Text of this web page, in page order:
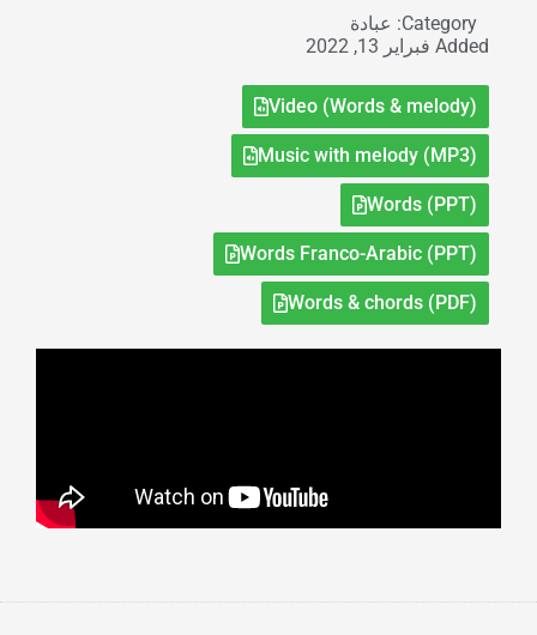
Category: عبادة
Added فبراير 13, 2022
Video (Words & melody)
Music with melody (MP3)
Words (PPT)
Words Franco-Arabic (PPT)
Words & chords (PDF)